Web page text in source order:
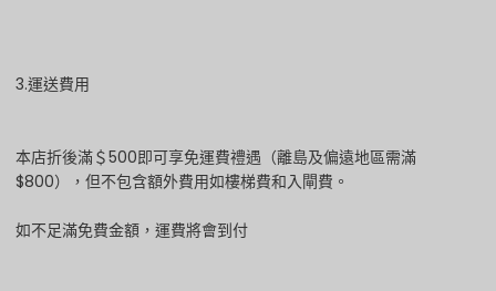
3.運送費用
本店折後滿＄500即可享免運費禮遇（離島及偏遠地區需滿
$800），但不包含額外費用如樓梯費和入閘費。
如不足滿免費金額，運費將會到付